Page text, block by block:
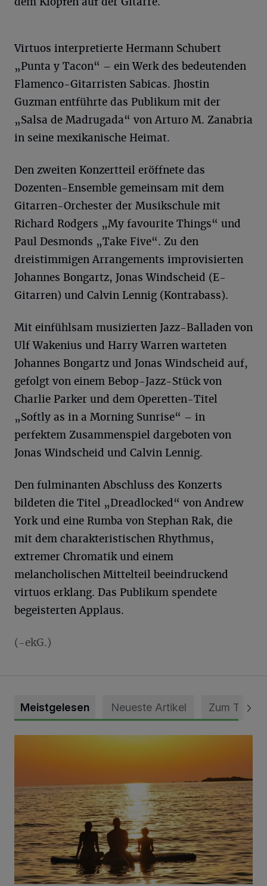
Virtuos interpretierte Hermann Schubert
„Punta y Tacon“ – ein Werk des bedeutenden
Flamenco-Gitarristen Sabicas. Jhostin
Guzman entführte das Publikum mit der
„Salsa de Madrugada“ von Arturo M. Zanabria
in seine mexikanische Heimat.
Den zweiten Konzertteil eröffnete das
Dozenten-Ensemble gemeinsam mit dem
Gitarren-Orchester der Musikschule mit
Richard Rodgers „My favourite Things“ und
Paul Desmonds „Take Five“. Zu den
dreistimmigen Arrangements improvisierten
Johannes Bongartz, Jonas Windscheid (E-
Gitarren) und Calvin Lennig (Kontrabass).
Mit einfühlsam musizierten Jazz-Balladen von
Ulf Wakenius und Harry Warren warteten
Johannes Bongartz und Jonas Windscheid auf,
gefolgt von einem Bebop-Jazz-Stück von
Charlie Parker und dem Operetten-Titel
„Softly as in a Morning Sunrise“ – in
perfektem Zusammenspiel dargeboten von
Jonas Windscheid und Calvin Lennig.
Den fulminanten Abschluss des Konzerts
bildeten die Titel „Dreadlocked“ von Andrew
York und eine Rumba von Stephan Rak, die
mit dem charakteristischen Rhythmus,
extremer Chromatik und einem
melancholischen Mittelteil beeindruckend
virtuos erklang. Das Publikum spendete
begeisterten Applaus.
(-ekG.)
Meistgelesen Neueste Artikel Zum Thema
Die schönsten Sommermomente gesucht